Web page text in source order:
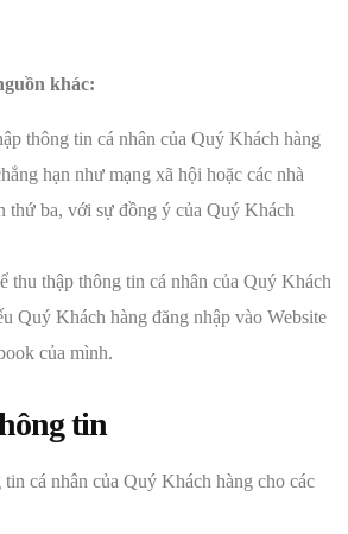
khác:
thông tin cá nhân của Quý Khách hàng
hạn như mạng xã hội hoặc các nhà
thứ ba, với sự đồng ý của Quý Khách
thu thập thông tin cá nhân của Quý Khách
Quý Khách hàng đăng nhập vào Website
của mình.
tin
cá nhân của Quý Khách hàng cho các